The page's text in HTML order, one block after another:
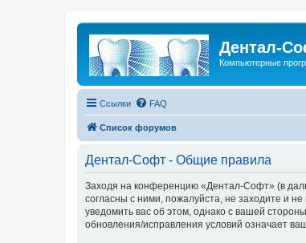
Дентал-
Компьютерные
Ссылки FAQ
Список форумов
Дентал-Софт - Общие правила
Заходя на конференцию «Дентал-Софт» (в
согласны с ними, пожалуйста, не заходите и
уведомить вас об этом, однако с вашей
обновления/исправления условий означает